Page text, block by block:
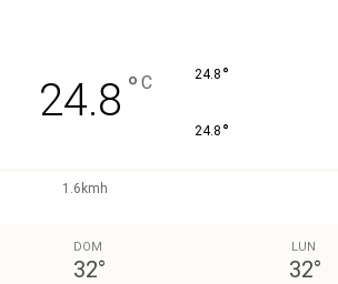
24.8 ° C 24.8 °
24.8 °
1.6kmh
DOM
32°
LUN
32°